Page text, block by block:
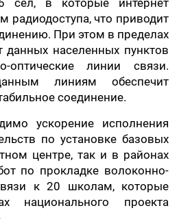
сел, в которые интернет
радиодоступа, что приводит
При этом в пределах
данных населенных пунктов
оптические линии связи.
линиям обеспечит
соединение.
ускорение исполнения
по установке базовых
центре, так и в районах
по прокладке волоконно-
к 20 школам, которые
национального проекта